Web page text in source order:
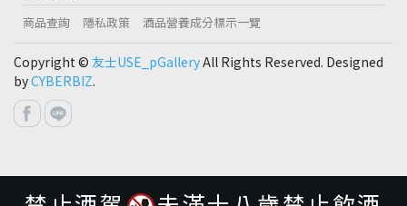
商品查詢 隱私政策 酒品營養成分標示一覽
Copyright © 友士USE_pGalleryAll Rights Reserved. Designed
byCYBERBIZ.